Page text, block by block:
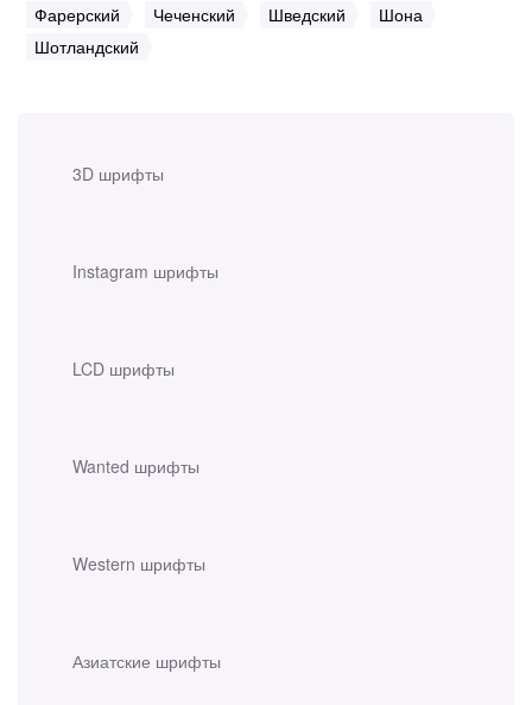
3D шрифты
Instagram шрифты
LCD шрифты
Wanted шрифты
Western шрифты
Азиатские шрифты
Фарерский
Чеченский Шведский
Шона
Шотландский